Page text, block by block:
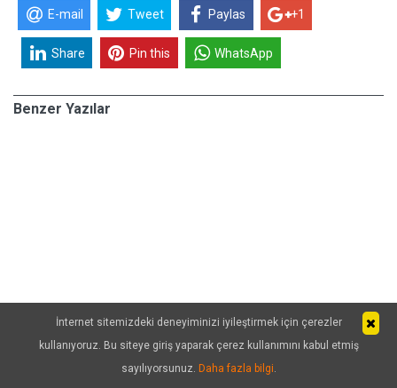
E-mail Tweet Paylas +1
Share Pin this WhatsApp
Benzer Yazılar
İnternet sitemizdeki deneyiminizi iyileştirmek için çerezler
kullanıyoruz. Bu siteye giriş yaparak çerez kullanımını kabul etmiş
sayılıyorsunuz. Daha fazla bilgi.